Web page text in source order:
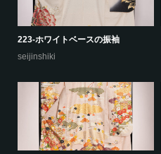
223-ホワイトベースの振袖
seijinshiki